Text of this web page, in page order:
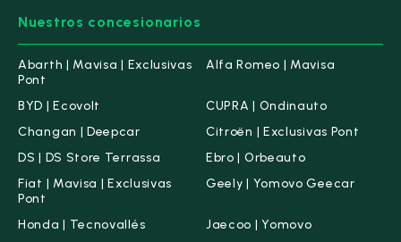
Nuestros concesionarios
Abarth | Mavisa | Exclusivas
Pont
Alfa Romeo | Mavisa
BYD | Ecovolt
CUPRA | Ondinauto
Changan | Deepcar
Citroën | Exclusivas Pont
DS | DS Store Terrassa
Ebro | Orbeauto
Fiat | Mavisa | Exclusivas
Pont
Geely | Yomovo Geecar
Honda | Tecnovallés
Jaecoo | Yomovo